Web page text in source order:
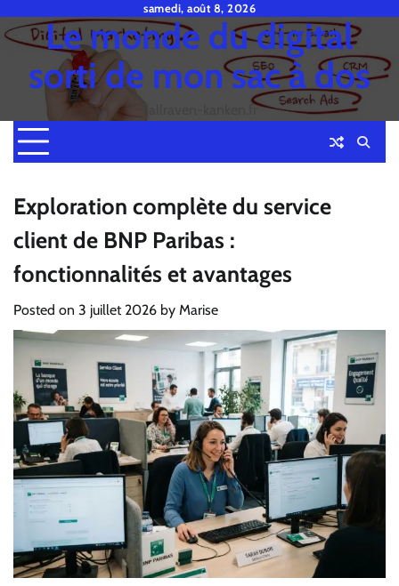
to
content
samedi, août 8, 2026
Le monde du digital
sorti de mon sac à dos
fjallraven-kanken.fr
Exploration complète du service
client de BNP Paribas :
fonctionnalités et avantages
Posted on 3 juillet 2026 by Marise